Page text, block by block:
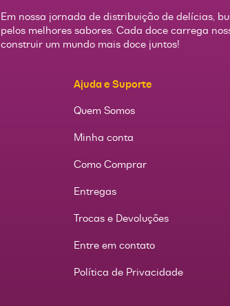
Em nossa jornada de distribuição de delícias,
pelos melhores sabores. Cada doce carrega
construir um mundo mais doce juntos!
Ajuda e Suporte
Quem Somos
Minha conta
Como Comprar
Entregas
Trocas e Devoluções
Entre em contato
Política de Privacidade